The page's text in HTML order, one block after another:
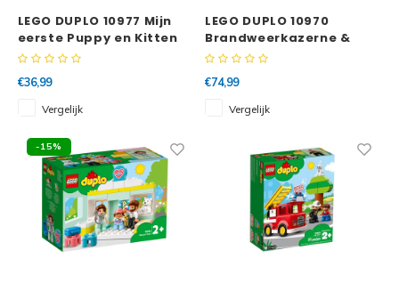
LEGO DUPLO 10977 Mijn
eerste Puppy en Kitten
met geluid
€36,99
Vergelijk
LEGO DUPLO 10970
Brandweerkazerne &
Helikopter
€74,99
Vergelijk
-15%